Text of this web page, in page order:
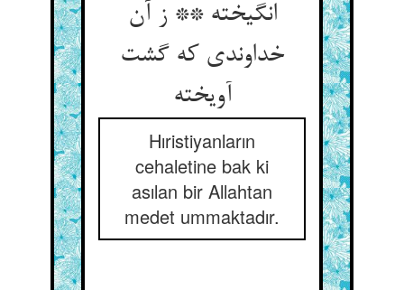
انگیخته ** ز آن
خداوندی که گشت
آویخته‏
Hıristiyanların
cehaletine bak ki
asılan bir Allahtan
medet ummaktadır.